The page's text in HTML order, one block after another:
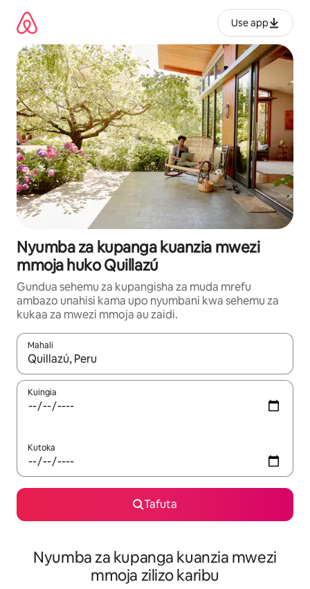
kwenda
kwenye
maudhui
Use app
Nyumba za kupanga kuanzia mwezi
mmoja huko Quillazú
Gundua sehemu za kupangisha za muda mrefu
ambazo unahisi kama upo nyumbani kwa sehemu za
kukaa za mwezi mmoja au zaidi.
Mahali
Wakati matokeo yanapatikana, vinjari kwa kutumia vitufe vya
Kuingia
Kutoka
Tafuta
Nyumba za kupanga kuanzia mwezi
mmoja zilizo karibu